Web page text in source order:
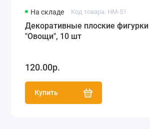
На складе Код товара: HM-51
Декоративные плоские
"Овощи", 10 шт
120.00р.
Купить